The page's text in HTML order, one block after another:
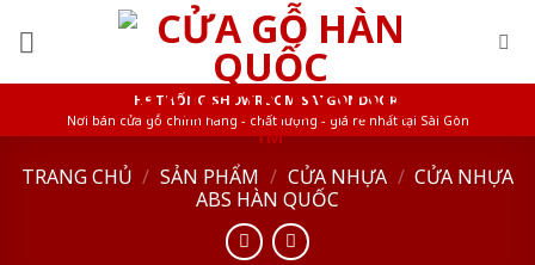
HỆ THỐNG SHOWROOM SAIGONDOOR
Nơi bán cửa gỗ chính hãng - chất lượng - giá rẻ nhất tại Sài Gòn
TRANG CHỦ / SẢN PHẨM / CỬA NHỰA / CỬA NHỰA
ABS HÀN QUỐC